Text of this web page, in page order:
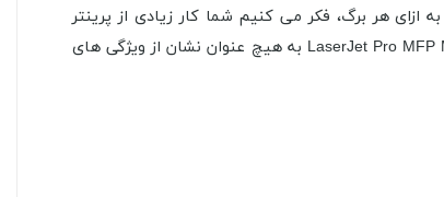
دهد و اعتراضی هم نمی کند و از همه مهم تر برای شما مشکلی ایجاد نمی کند.از سوی دیگر با در نظر گرفتن هزینه های چاپ این Laserjet به ازای هر برگ، فکر می کنیم شما کار زیادی از پرینتر
نخواهید کشید . ازاین رو همکار ساکت شما بیشتر اوقات ساکت در کنار شما خواهد نشست و نظاره گر شما خواهد بود. به هرحال ظاهر LaserJet Pro MFP M277n به هیچ عنوان نشان از ویژگی های